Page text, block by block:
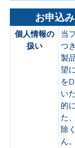
お申込
個人情報の
扱い
当
つ
製
望
を
い
的
た
除
ん。